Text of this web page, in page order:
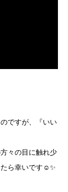
ですが、『いい
々の目に触れ少
ら幸いです☺✨